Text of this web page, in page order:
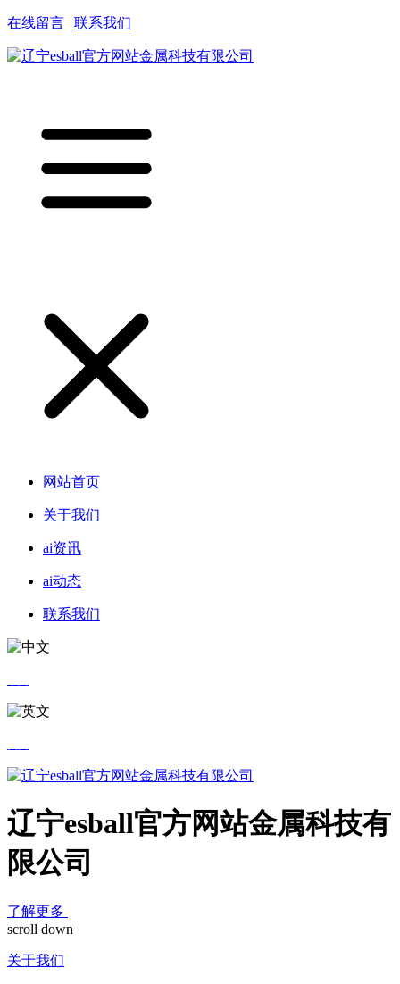
在线留言 联系我们
网站首页
关于我们
ai资讯
ai动态
联系我们
辽宁esball官方网站金属科技有
限公司
了解更多
scroll down
关于我们